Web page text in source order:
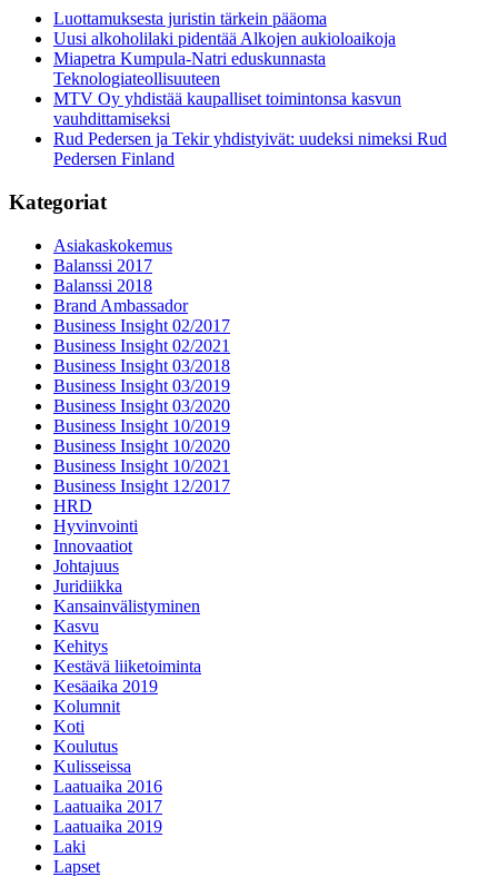
Luottamuksesta juristin tärkein pääoma
Uusi alkoholilaki pidentää Alkojen aukioloaikoja
Miapetra Kumpula-Natri eduskunnasta
Teknologiateollisuuteen
MTV Oy yhdistää kaupalliset toimintonsa kasvun
vauhdittamiseksi
Rud Pedersen ja Tekir yhdistyivät: uudeksi nimeksi Rud
Pedersen Finland
Kategoriat
Asiakaskokemus
Balanssi 2017
Balanssi 2018
Brand Ambassador
Business Insight 02/2017
Business Insight 02/2021
Business Insight 03/2018
Business Insight 03/2019
Business Insight 03/2020
Business Insight 10/2019
Business Insight 10/2020
Business Insight 10/2021
Business Insight 12/2017
HRD
Hyvinvointi
Innovaatiot
Johtajuus
Juridiikka
Kansainvälistyminen
Kasvu
Kehitys
Kestävä liiketoiminta
Kesäaika 2019
Kolumnit
Koti
Koulutus
Kulisseissa
Laatuaika 2016
Laatuaika 2017
Laatuaika 2019
Laki
Lapset